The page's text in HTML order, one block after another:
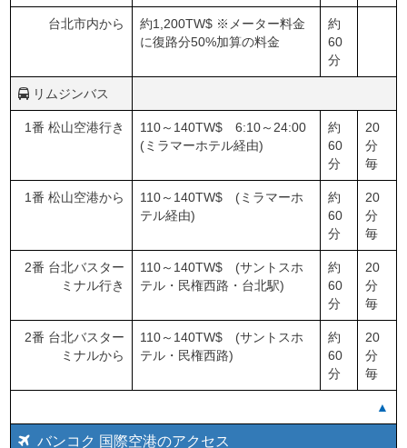
台北市内から
約1,200TW$ ※メーター料金
に復路分50%加算の料金
約
60
分
リムジンバス
1番 松山空港行き
110～140TW$ 6:10～24:00
(ミラマーホテル経由)
約
60
分
20
分
毎
1番 松山空港から
110～140TW$ (ミラマーホ
テル経由)
約
60
分
20
分
毎
2番 台北バスター
ミナル行き
110～140TW$ (サントスホ
テル・民権西路・台北駅)
約
60
分
20
分
毎
2番 台北バスター
ミナルから
110～140TW$ (サントスホ
テル・民権西路)
約
60
分
20
分
毎
▲
バンコク 国際空港のアクセス